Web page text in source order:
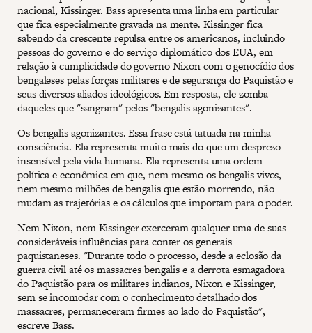
nacional, Kissinger. Bass apresenta uma linha em particular
que fica especialmente gravada na mente. Kissinger fica
sabendo da crescente repulsa entre os americanos, incluindo
pessoas do governo e do serviço diplomático dos EUA, em
relação à cumplicidade do governo Nixon com o genocídio dos
bengaleses pelas forças militares e de segurança do Paquistão e
seus diversos aliados ideológicos. Em resposta, ele zomba
daqueles que "sangram" pelos "bengalis agonizantes".
Os bengalis agonizantes. Essa frase está tatuada na minha
consciência. Ela representa muito mais do que um desprezo
insensível pela vida humana. Ela representa uma ordem
política e econômica em que, nem mesmo os bengalis vivos,
nem mesmo milhões de bengalis que estão morrendo, não
mudam as trajetórias e os cálculos que importam para o poder.
Nem Nixon, nem Kissinger exerceram qualquer uma de suas
consideráveis influências para conter os generais
paquistaneses. "Durante todo o processo, desde a eclosão da
guerra civil até os massacres bengalis e a derrota esmagadora
do Paquistão para os militares indianos, Nixon e Kissinger,
sem se incomodar com o conhecimento detalhado dos
massacres, permaneceram firmes ao lado do Paquistão",
escreve Bass.